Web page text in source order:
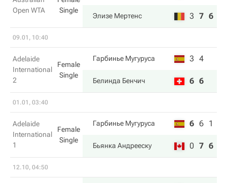
Open WTA
Single
Элизе Мертенс 3 7 6
09.01, 10:40
Adelaide
International
2
Female
Single
Гарбинье Мугуруса 3 4
Белинда Бенчич 6 6
01.01, 03:40
Adelaide
International
1
Female
Single
Гарбинье Мугуруса 6 6 1
Бьянка Андрееску 0 7 6
12.10, 04:50